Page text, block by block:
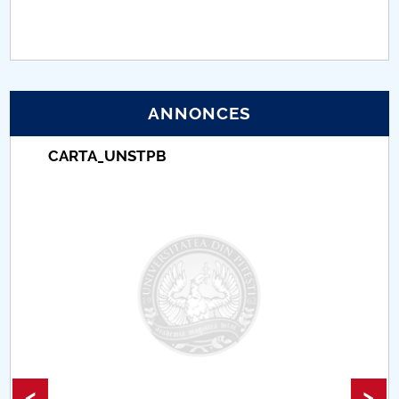
Protection des données personnelles
Comisie de etica unversitară
Accesibilitate pentru studenții cu dizabilități
ANNONCES
CARTA_UNSTPB